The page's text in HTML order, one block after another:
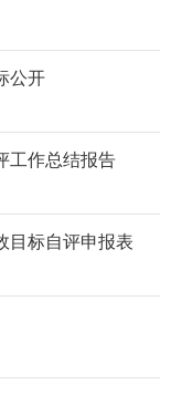
公开
工作总结报告
目标自评申报表